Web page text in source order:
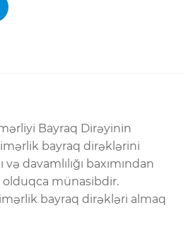
Bayraq Dirəyinin
bayraq dirəklərini
davamlılığı baxımından
münasibdir.
bayraq dirəkləri almaq